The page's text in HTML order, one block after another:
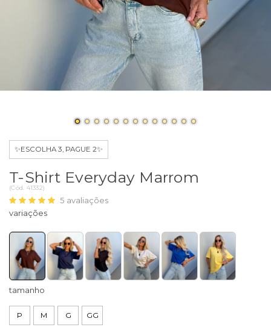
✨ESCOLHA 3, PAGUE 2✨
T-Shirt Everyday Marrom
(Cód. 41332)
5 avaliações
tamanho
P M G GG